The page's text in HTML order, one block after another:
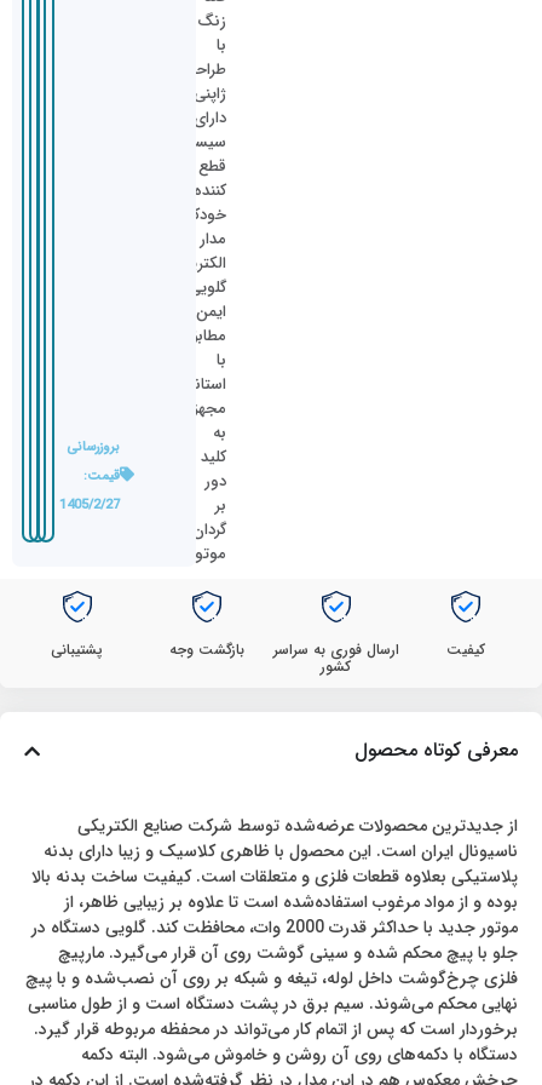
زنگ
با
طراحی
ژاپنی,
دارای
سیستم
قطع
کننده
خودکار
مدار
الکتریکی,
گلویی
ایمن
مطابق
با
استاندارد,
مجهز
به
کلید
دور
بر
گردان
موتور
بروزرسانی
قیمت:
1405/2/27
کیفیت ارسال فوری به سراسر
کشور
بازگشت وجه پشتیبانی
معرفی کوتاه محصول
از جدیدترین محصولات عرضه‌شده توسط شرکت صنایع الکتریکی
ناسیونال ایران است. این محصول با ظاهری کلاسیک و زیبا دارای بدنه
پلاستیکی بعلاوه قطعات فلزی و متعلقات است. کیفیت ساخت بدنه بالا
بوده و از مواد مرغوب استفاده‌شده است تا علاوه بر زیبایی ظاهر، از
موتور جدید با حداکثر قدرت 2000 وات، محافظت کند. گلویی دستگاه در
جلو با پیچ محکم شده و سینی گوشت روی آن قرار می‌گیرد. مارپیچ
فلزی چرخ‌گوشت داخل لوله، تیغه و شبکه بر روی آن نصب‌شده و با پیچ
نهایی محکم می‌شوند. سیم برق در پشت دستگاه است و از طول مناسبی
برخوردار است که پس از اتمام کار می‌تواند در محفظه مربوطه قرار گیرد.
دستگاه با دکمه‌های روی آن روشن و خاموش می‌شود. البته دکمه